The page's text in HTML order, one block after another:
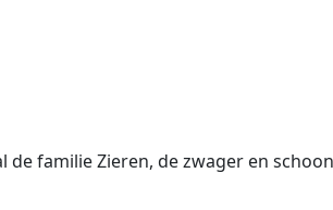
familie Zieren, de zwager en